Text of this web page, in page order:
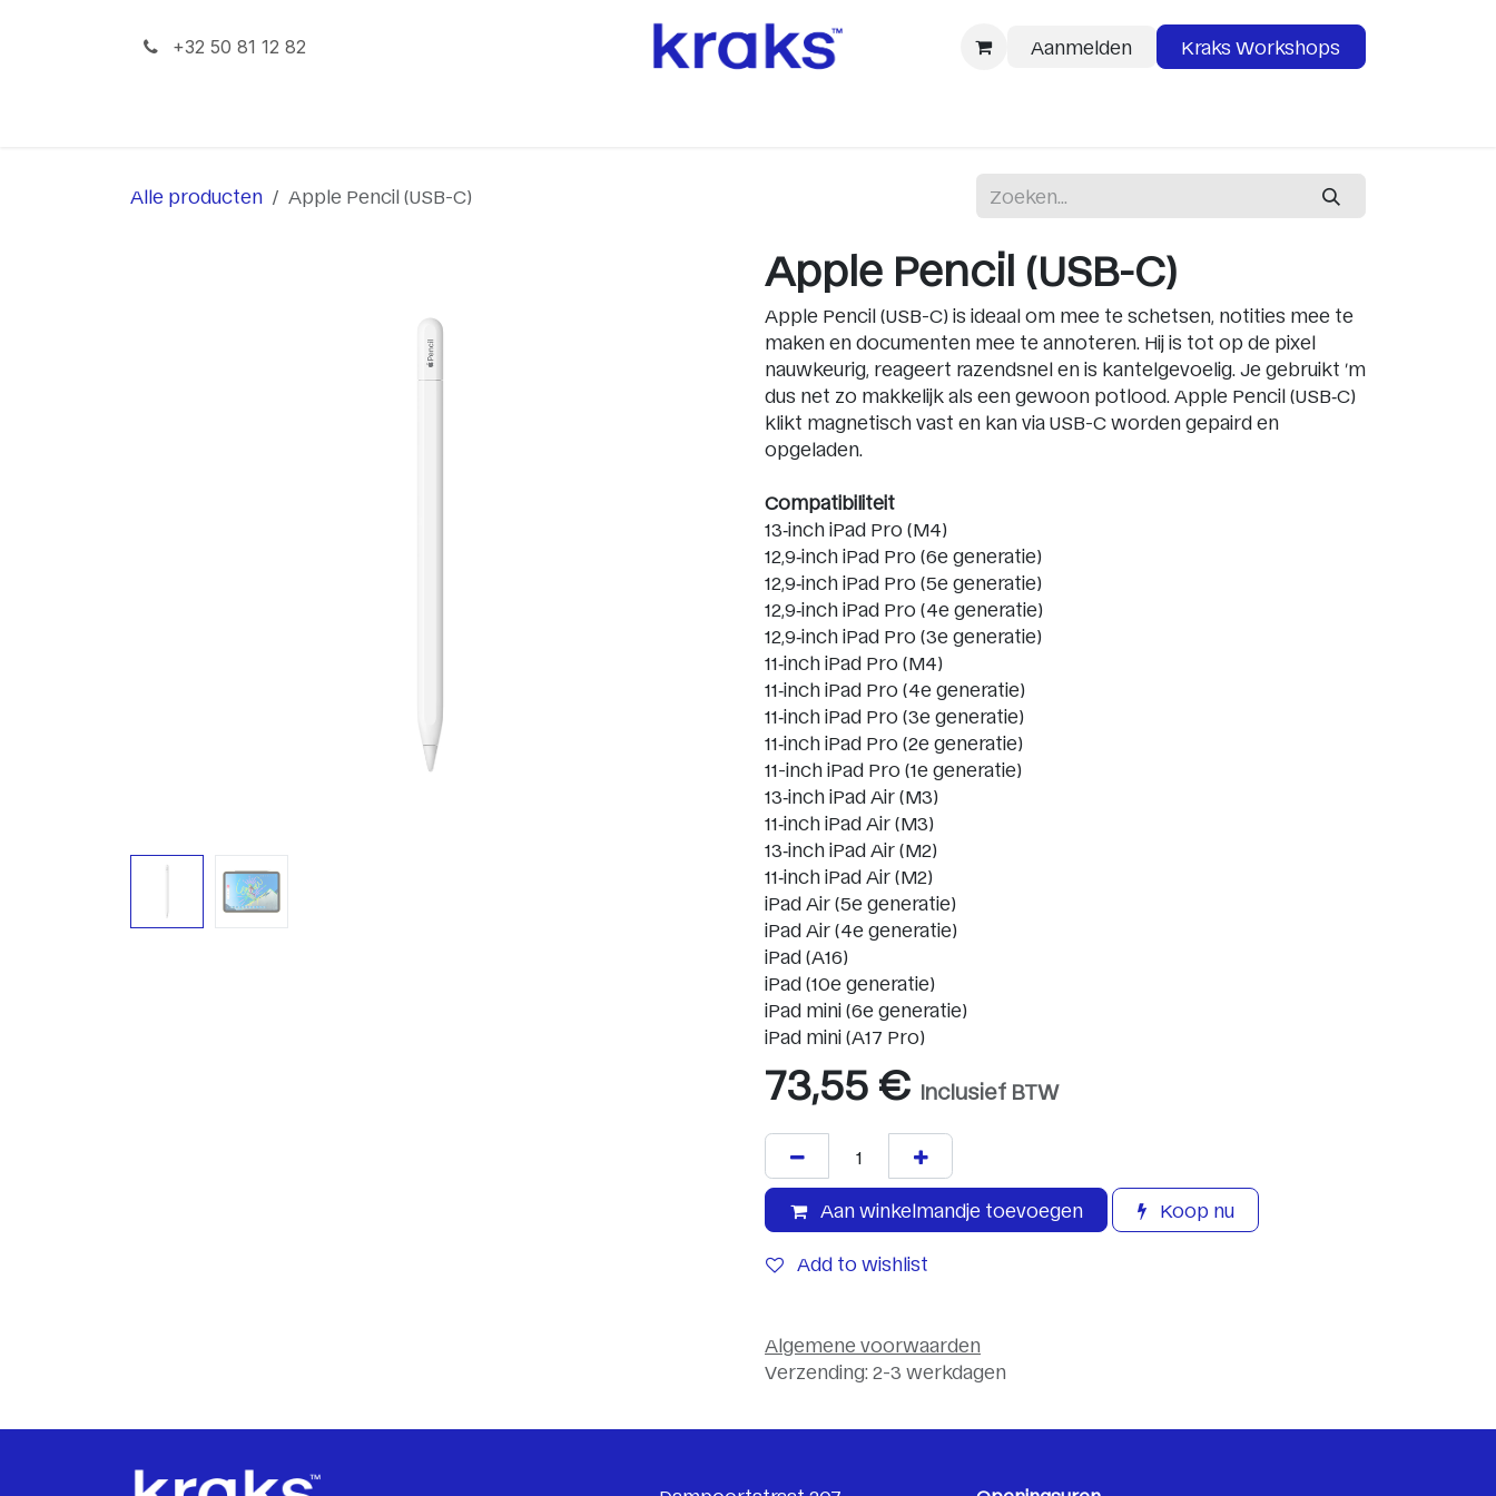
+32 50 81 12 82
Aanmelden Kraks Workshops
Alle producten Apple Pencil (USB-C)
Apple Pencil (USB-C)
Apple Pencil (USB-C) is ideaal om mee te schetsen, notities mee te
maken en documenten mee te annoteren. Hij is tot op de pixel
nauwkeurig, reageert razendsnel en is kantelgevoelig. Je gebruikt ’m
dus net zo makkelijk als een gewoon potlood. Apple Pencil (USB‑C)
klikt magnetisch vast en kan via USB-C worden gepaird en
opgeladen.
Compatibiliteit
13‑inch iPad Pro (M4)
12,9‑inch iPad Pro (6e generatie)
12,9‑inch iPad Pro (5e generatie)
12,9‑inch iPad Pro (4e generatie)
12,9‑inch iPad Pro (3e generatie)
11‑inch iPad Pro (M4)
11‑inch iPad Pro (4e generatie)
11‑inch iPad Pro (3e generatie)
11‑inch iPad Pro (2e generatie)
11-inch iPad Pro (1e generatie)
13‑inch iPad Air (M3)
11‑inch iPad Air (M3)
13‑inch iPad Air (M2)
11‑inch iPad Air (M2)
iPad Air (5e generatie)
iPad Air (4e generatie)
iPad (A16)
iPad (10e generatie)
iPad mini (6e generatie)
iPad mini (A17 Pro)
73,55 € Inclusief BTW
Aan winkelmandje toevoegen Koop nu
Add to wishlist
Algemene voorwaarden
Verzending: 2-3 werkdagen